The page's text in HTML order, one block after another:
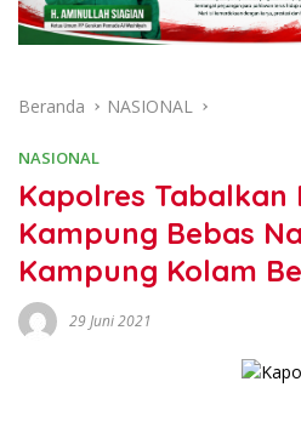
Beranda NASIONAL
NASIONAL
Kapolres Tabalkan
Kampung Bebas
Kampung Kolam
29 Juni 2021